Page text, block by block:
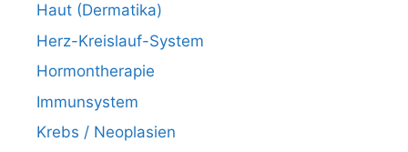
Haut (Dermatika)
Herz-Kreislauf-System
Hormontherapie
Immunsystem
Krebs / Neoplasien